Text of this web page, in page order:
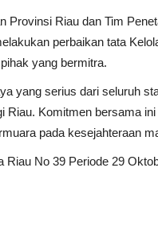
Provinsi Riau dan Tim
perbaikan tata
yang bermitra.
yang serius dari seluruh
Riau. Komitmen bersama
pada kesejahteraan
No 39 Periode 29